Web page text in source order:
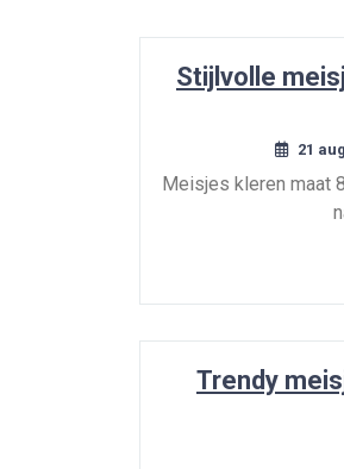
Stijlvolle
21
Meisjes kleren maat
Trendy